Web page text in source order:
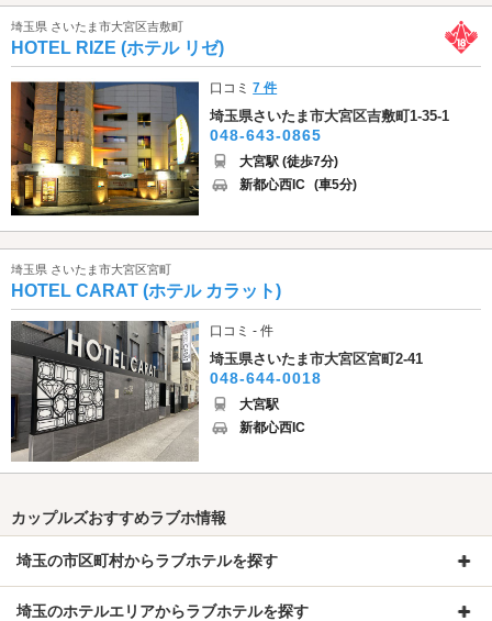
埼玉県 さいたま市大宮区吉敷町
HOTEL RIZE (ホテル リゼ)
口コミ7 件
埼玉県さいたま市大宮区吉敷町1-35-1
048-643-0865
大宮駅 (徒歩7分)
新都心西IC (車5分)
埼玉県 さいたま市大宮区宮町
HOTEL CARAT (ホテル カラット)
口コミ - 件
埼玉県さいたま市大宮区宮町2-41
048-644-0018
大宮駅
新都心西IC
カップルズおすすめラブホ情報
埼玉の市区町村からラブホテルを探す
埼玉のホテルエリアからラブホテルを探す